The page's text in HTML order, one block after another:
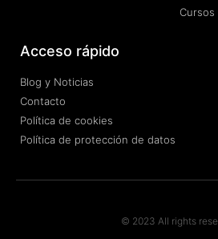
Cursos
Acceso rápido
Blog y Noticias
Contacto
Política de cookies
Política de protección de datos
© 2023 All rights